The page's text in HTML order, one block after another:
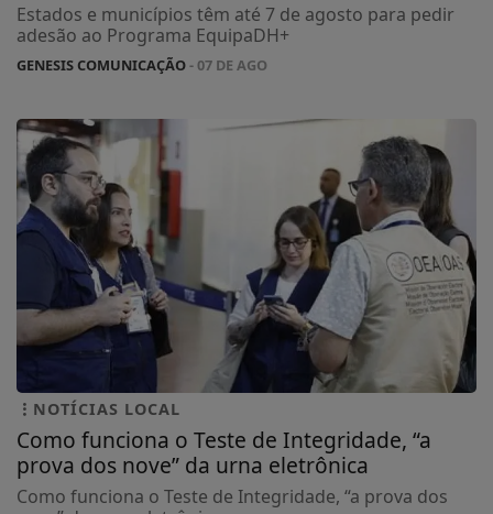
Estados e municípios têm até 7 de agosto para pedir
adesão ao Programa EquipaDH+
GENESIS COMUNICAÇÃO- 07 DE AGO
NOTÍCIAS LOCAL
Como funciona o Teste de Integridade, “a
prova dos nove” da urna eletrônica
Como funciona o Teste de Integridade, “a prova dos